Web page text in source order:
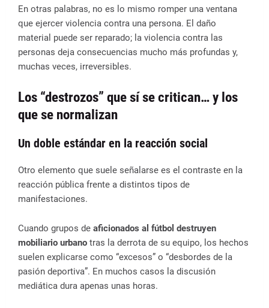
En otras palabras, no es lo mismo romper una ventana
que ejercer violencia contra una persona. El daño
material puede ser reparado; la violencia contra las
personas deja consecuencias mucho más profundas y,
muchas veces, irreversibles.
Los “destrozos” que sí se critican… y los
que se normalizan
Un doble estándar en la reacción social
Otro elemento que suele señalarse es el contraste en la
reacción pública frente a distintos tipos de
manifestaciones.
Cuando grupos de aficionados al fútbol destruyen
mobiliario urbano tras la derrota de su equipo, los hechos
suelen explicarse como “excesos” o “desbordes de la
pasión deportiva”. En muchos casos la discusión
mediática dura apenas unas horas.